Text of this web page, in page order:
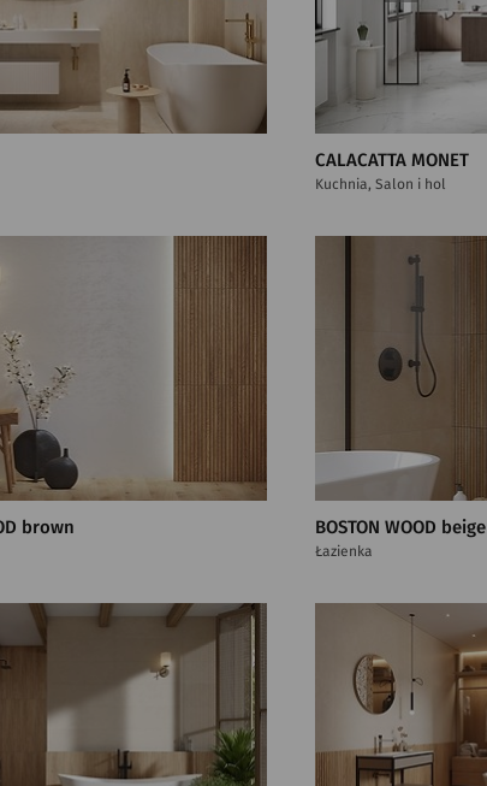
CALACATTA MONET
Kuchnia, Salon i hol
brown BOSTON WOOD beige
Łazienka